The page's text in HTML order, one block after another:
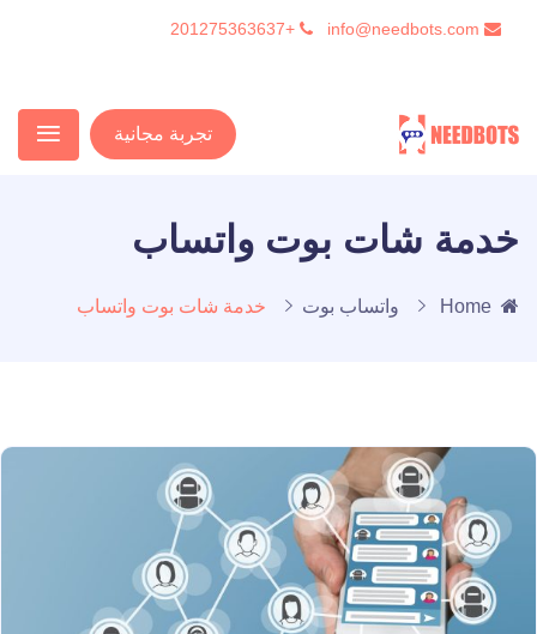
+201275363637
تجربة مجانية
خدمة شات بوت واتساب
Home واتساب بوت خدمة شات بوت واتساب